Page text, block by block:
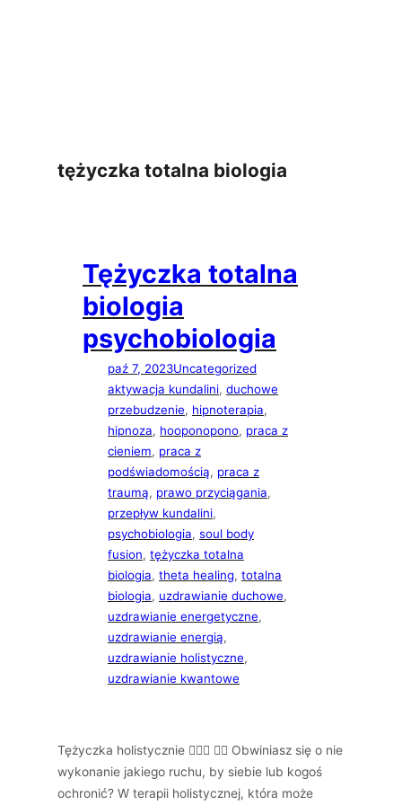
tężyczka totalna biologia
Tężyczka totalna
biologia
psychobiologia
paź 7, 2023Uncategorized
aktywacja kundalini, duchowe
przebudzenie, hipnoterapia
hipnoza, hooponopono, praca z
cieniem, praca z
podświadomością, praca z
traumą, prawo przyciągania
przepływ kundalini
psychobiologia, soul body
fusion, tężyczka totalna
biologia, theta healing, totalna
biologia, uzdrawianie duchowe
uzdrawianie energetyczne
uzdrawianie energią
uzdrawianie holistyczne
uzdrawianie kwantowe
Tężyczka holistycznie 🧚🏻‍♀️ 👉🏻 Obwiniasz się o nie
wykonanie jakiego ruchu, by siebie lub kogoś
ochronić? W terapii holistycznej, która może